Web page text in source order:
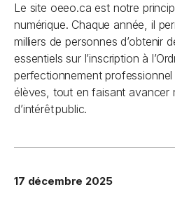
Le site oeeo.ca est notre
numérique. Chaque année, il
milliers de personnes d’obtenir
essentiels sur l’inscription à
perfectionnement
élèves, tout en faisant avancer
d’intérêt public.
17 décembre 2025